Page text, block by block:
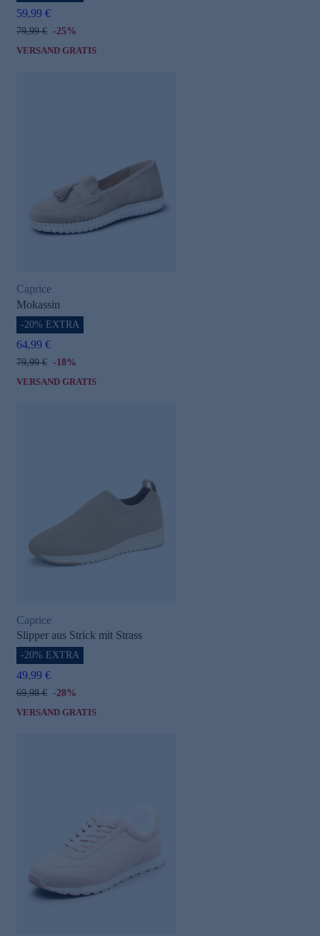
59,99 €
79,99 € -25%
VERSAND GRATIS
Caprice
Mokassin
-20% EXTRA
64,99 €
79,99 € -18%
VERSAND GRATIS
Caprice
Slipper aus Strick mit Strass
-20% EXTRA
49,99 €
69,98 € -28%
VERSAND GRATIS